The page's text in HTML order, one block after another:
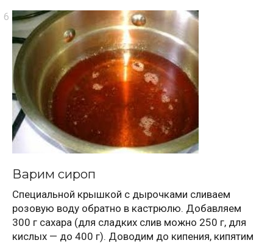
Варим сироп
Специальной крышкой с дырочками сливаем
розовую воду обратно в кастрюлю. Добавляем
300 г сахара (для сладких слив можно 250 г, для
кислых — до 400 г). Доводим до кипения, кипятим